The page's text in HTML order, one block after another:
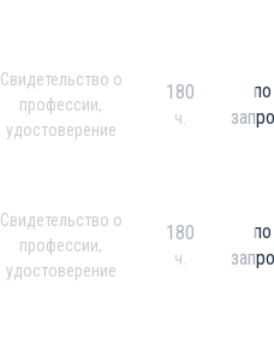
Свидетельство о
профессии,
удостоверение
180
ч.
по
Свидетельство о
профессии,
удостоверение
180
ч.
по